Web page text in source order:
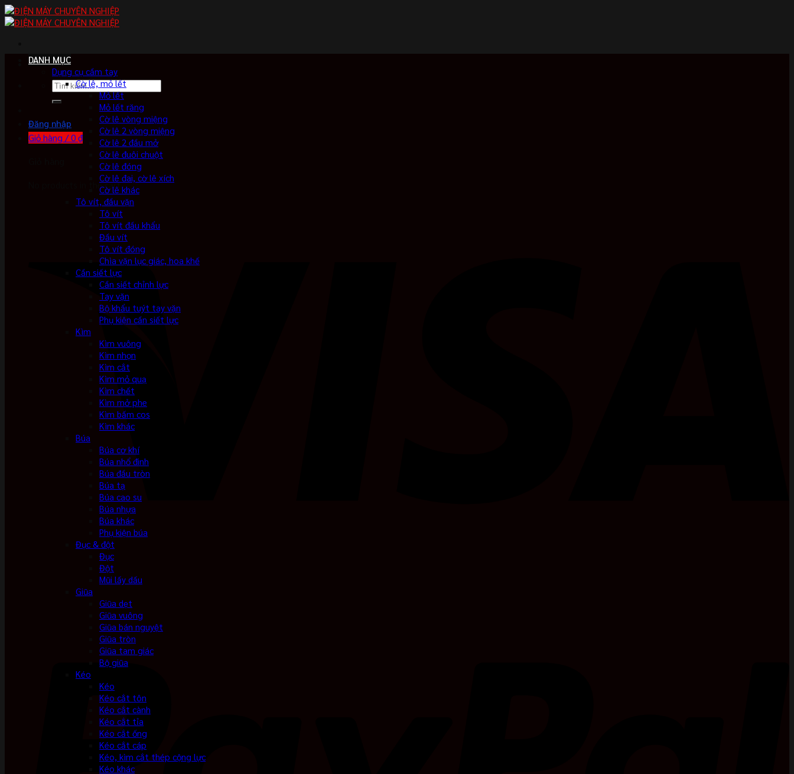
Skip
to
Tìm
kiếm:
Đăng nhập
Giỏ hàng /0 ₫
No products in the cart.
DANH MỤC
Dụng cụ cầm tay
Cờ lê, mỏ lết
Mỏ lết
Mỏ lết răng
Cờ lê vòng miệng
Cờ lê 2 vòng miệng
Cờ lê 2 đầu mở
Cờ lê đuôi chuột
Cờ lê đóng
Cờ lê đai, cờ lê xích
Cờ lê khác
Tô vít, đầu vặn
Tô vít
Tô vít đầu khẩu
Đầu vít
Tô vít đóng
Chìa vặn lục giác, hoa khế
Cần siết lực
Cần siết chỉnh lực
Tay vặn
Bộ khẩu tuýt tay vặn
Phụ kiện cần siết lực
Kìm
Kìm vuông
Kìm nhọn
Kìm cắt
Kìm mỏ quạ
Kìm chết
Kìm mở phe
Kìm bấm cos
Kìm khác
Búa
Búa cơ khí
Búa nhổ đinh
Búa đầu tròn
Búa tạ
Búa cao su
Búa nhựa
Búa khác
Phụ kiện búa
Đục & đột
Đục
Đột
Mũi lấy dấu
Giũa
Giũa dẹt
Giũa vuông
Giũa bán nguyệt
Giũa tròn
Giũa tam giác
Bộ giũa
Kéo
Kéo
Kéo cắt tôn
Kéo cắt cành
Kéo cắt tỉa
Kéo cắt ống
Kéo cắt cáp
Kéo, kìm cắt thép cộng lực
Kéo khác